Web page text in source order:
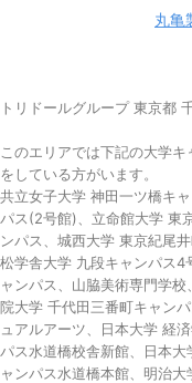
丸亀
トリドールグループ 東京都
このエリアでは下記の大学
をしている方がいます。
共立女子大学 神田一ツ橋キ
パス(2号館)、立命館大学 東
ンパス、城西大学 東京紀尾
松学舎大学 九段キャンパス4
ャンパス、山脇美術専門学
院大学 千代田三番町キャン
ュアルアーツ、日本大学 経
パス水道橋校舎新館、日本
ャンパス水道橋本館、明治